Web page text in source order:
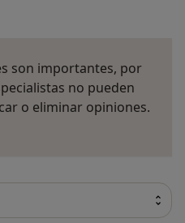
son importantes, por
no pueden
o eliminar opiniones.